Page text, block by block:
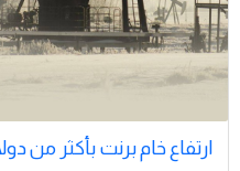
ارتفاع خام برنت بأكثر من